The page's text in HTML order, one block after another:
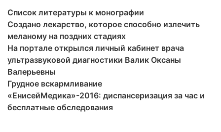
Список литературы к монографии
Создано лекарство, которое способно излечить
меланому на поздних стадиях
На портале открылся личный кабинет врача
ультразвуковой диагностики Валик Оксаны
Валерьевны
Грудное вскармливание
«ЕнисейМедика»-2016: диспансеризация за час и
бесплатные обследования